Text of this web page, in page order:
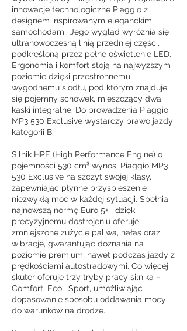
innowacje technologiczne Piaggio z
designem inspirowanym eleganckimi
samochodami. Jego wygląd wyróżnia się
ultranowoczesną linią przedniej części,
podkreśloną przez pełne oświetlenie LED.
Ergonomia i komfort stoją na najwyższym
poziomie dzięki przestronnemu,
wygodnemu siodłu, pod którym znajduje
się pojemny schowek, mieszczący dwa
kaski integralne. Do prowadzenia Piaggio
MP3 530 Exclusive wystarczy prawo jazdy
kategorii B.
Silnik HPE (High Performance Engine) o
pojemności 530 cm³ wynosi Piaggio MP3
530 Exclusive na szczyt swojej klasy,
zapewniając płynne przyspieszenie i
niezwykłą moc w każdej sytuacji. Spełnia
najnowszą normę Euro 5+ i dzięki
precyzyjnemu dostrojeniu oferuje
zmniejszone zużycie paliwa, hałas oraz
wibracje, gwarantując doznania na
poziomie premium, nawet podczas jazdy z
prędkościami autostradowymi. Co więcej,
skuter oferuje trzy tryby pracy silnika –
Comfort, Eco i Sport, umożliwiając
dopasowanie sposobu oddawania mocy
do warunków na drodze.